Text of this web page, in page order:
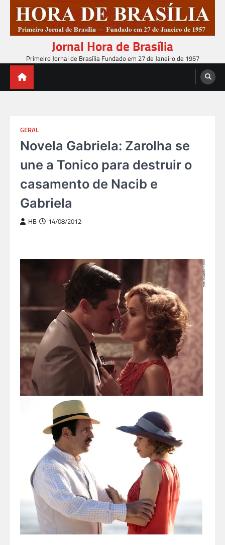
content
Jornal Hora de Brasília
Primeiro Jornal de Brasília Fundado em 27 de Janeiro de 1957
GERAL
Novela Gabriela: Zarolha se
une a Tonico para destruir o
casamento de Nacib e
Gabriela
HB 14/08/2012